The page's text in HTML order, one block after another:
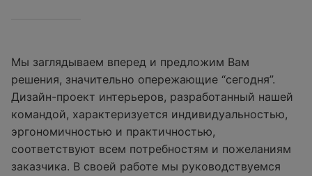
Мы заглядываем вперед и предложим Вам
решения, значительно опережающие “сегодня”.
Дизайн-проект интерьеров, разработанный нашей
командой, характеризуется индивидуальностью,
эргономичностью и практичностью,
соответствуют всем потребностям и пожеланиям
заказчика. В своей работе мы руководствуемся